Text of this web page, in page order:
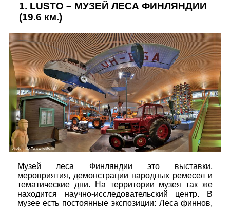
1. LUSTO – МУЗЕЙ ЛЕСА ФИНЛЯНДИИ
(19.6 км.)
Музей леса Финляндии это выставки,
мероприятия, демонстрации народных ремесел и
тематические дни. На территории музея так же
находится научно-исследовательский центр. В
музее есть постоянные экспозиции: Леса финнов,